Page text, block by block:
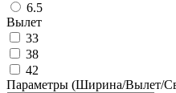
6.5
Вылет
33
38
42
Параметры (Ширина/Вылет/